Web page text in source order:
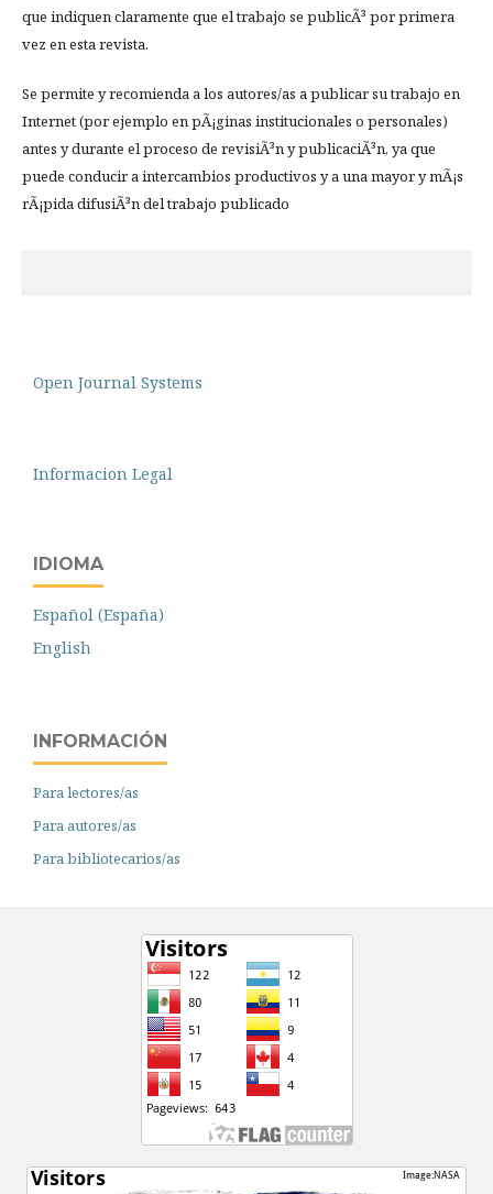
que indiquen claramente que el trabajo se publicÃ³ por primera
vez en esta revista.
Se permite y recomienda a los autores/as a publicar su trabajo en
Internet (por ejemplo en pÃ¡ginas institucionales o personales)
antes y durante el proceso de revisiÃ³n y publicaciÃ³n, ya que
puede conducir a intercambios productivos y a una mayor y mÃ¡s
rÃ¡pida difusiÃ³n del trabajo publicado
Open Journal Systems
Informacion Legal
IDIOMA
Español (España)
English
INFORMACIÓN
Para lectores/as
Para autores/as
Para bibliotecarios/as